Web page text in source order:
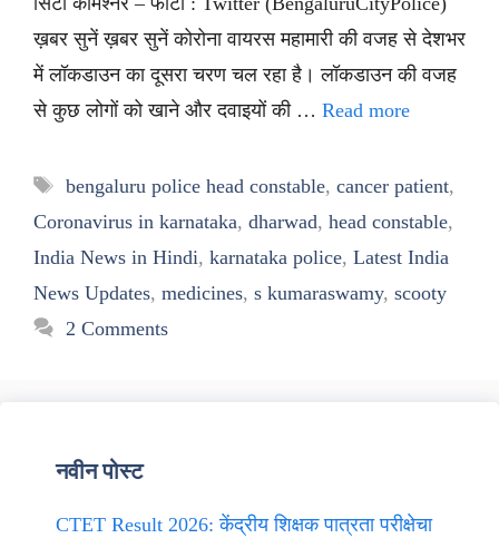
ख़बर सुनें ख़बर सुनें कोरोना वायरस महामारी की वजह से देशभर
में लॉकडाउन का दूसरा चरण चल रहा है। लॉकडाउन की वजह
से कुछ लोगों को खाने और दवाइयों की … Read more
Tags
bengaluru police head constable, cancer patient,
Coronavirus in karnataka, dharwad, head constable,
India News in Hindi, karnataka police, Latest India
News Updates, medicines, s kumaraswamy, scooty
2 Comments
नवीन पोस्ट
CTET Result 2026: केंद्रीय शिक्षक पात्रता परीक्षेचा